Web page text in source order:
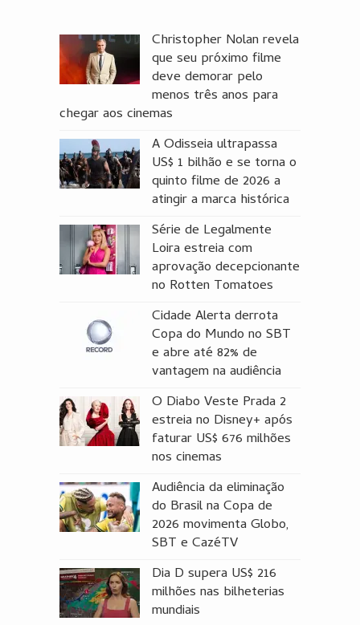
Christopher Nolan revela
que seu próximo filme
deve demorar pelo
menos três anos para
chegar aos cinemas
A Odisseia ultrapassa
US$ 1 bilhão e se torna o
quinto filme de 2026 a
atingir a marca histórica
Série de Legalmente
Loira estreia com
aprovação decepcionante
no Rotten Tomatoes
Cidade Alerta derrota
Copa do Mundo no SBT
e abre até 82% de
vantagem na audiência
O Diabo Veste Prada 2
estreia no Disney+ após
faturar US$ 676 milhões
nos cinemas
Audiência da eliminação
do Brasil na Copa de
2026 movimenta Globo,
SBT e CazéTV
Dia D supera US$ 216
milhões nas bilheterias
mundiais